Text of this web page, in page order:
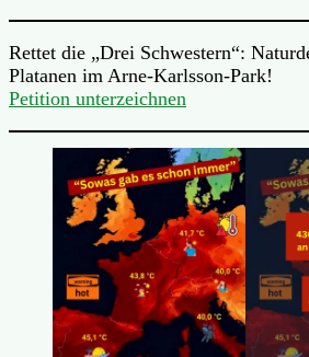
Rettet die „Drei Schwestern“:
Platanen im Arne-Karlsson-Park!
Petition unterzeichnen